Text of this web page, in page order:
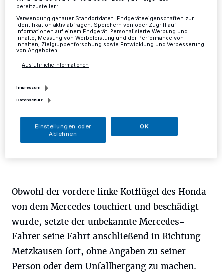
Mettmann·Am Mittwoch kam es gegen 16.05 Uhr an
der Ratinger Straße in Mettmann-Metzkausen in Höhe
des Carl-Schmachtenberg-Weges im
Begegnungsverkehr zu einer Kollision zwischen einem
grünen Honda und einem bislang unbekannten
Mercedes.
29.05.2017 , 15:46 Uhr
Obwohl der vordere linke Kotflügel des Honda
von dem Mercedes touchiert und beschädigt
wurde, setzte der unbekannte Mercedes-
Fahrer seine Fahrt anschließend in Richtung
Metzkausen fort, ohne Angaben zu seiner
Person oder dem Unfallhergang zu machen.
bereitzustellen:
Verwendung genauer Standortdaten. Endgeräteeigenschaften zur
Identifikation aktiv abfragen. Speichern von oder Zugriff auf
Informationen auf einem Endgerät. Personalisierte Werbung und
Inhalte, Messung von Werbeleistung und der Performance von
Inhalten, Zielgruppenforschung sowie Entwicklung und Verbesserung
von Angeboten.
Ausführliche Informationen
Impressum
Datenschutz
Einstellungen oder
Ablehnen
OK